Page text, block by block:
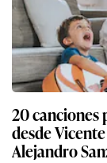
20 canciones
desde
Alejandro